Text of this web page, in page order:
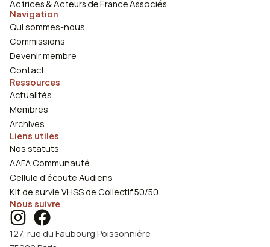
Actrices & Acteurs de France Associés
Navigation
Qui sommes-nous
Commissions
Devenir membre
Contact
Ressources
Actualités
Membres
Archives
Liens utiles
Nos statuts
AAFA Communauté
Cellule d'écoute Audiens
Kit de survie VHSS de Collectif 50/50
Nous suivre
127, rue du Faubourg Poissonnière